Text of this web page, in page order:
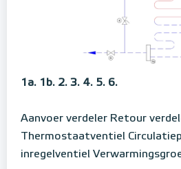
1a. 1b. 2. 3. 4. 5. 6.
Aanvoer verdeler Retour
Thermostaatventiel
inregelventiel